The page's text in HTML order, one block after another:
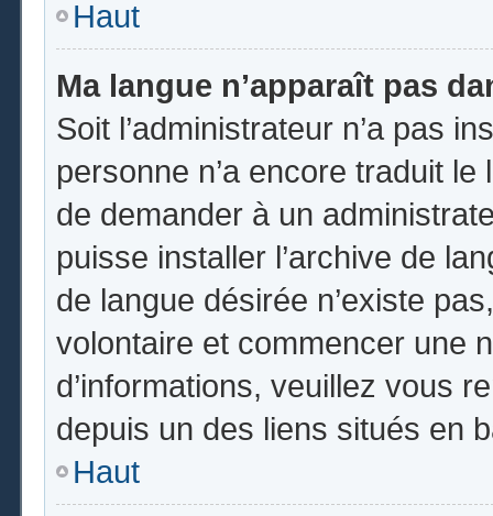
Haut
Ma langue n’apparaît pas
Soit l’administrateur n’a pas
personne n’a encore traduit
de demander à un
puisse installer l’archive de
de langue désirée n’existe
volontaire et commencer une
d’informations, veuillez vous
depuis un des liens situés en
Haut